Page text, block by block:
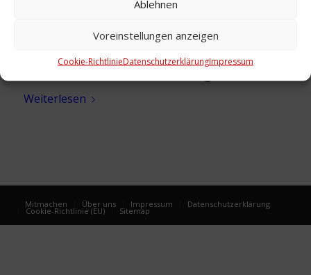
Ablehnen
Voreinstellungen anzeigen
Cookie-RichtlinieDatenschutzerklärungImpressum
Weiterlesen
Mitmachen Über uns Impressum Datenschutzerklärung
Cookie-Richtlinie (EU) Sitemap